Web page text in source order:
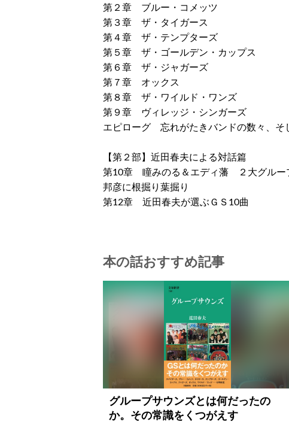
第２章 ブルー・コメッツ
第３章 ザ・タイガース
第４章 ザ・テンプターズ
第５章 ザ・ゴールデン・カップス
第６章 ザ・ジャガーズ
第７章 オックス
第８章 ザ・ワイルド・ワンズ
第９章 ヴィレッジ・シンガーズ
エピローグ 忘れがたきバンドの数々、そ
【第２部】近田春夫による対話篇
第10章 瞳みのる＆エディ藩 ２大グル
邦彦に根掘り葉掘り
第12章 近田春夫が選ぶＧＳ10曲
本の話おすすめ記事
グループサウンズとは何だったの
か。その常識をくつがえす